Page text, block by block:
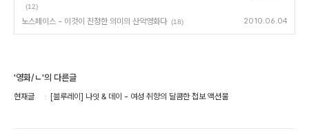
(12)
노스페이스 - 이것이 진정한 의미의 산악영화다 (18) 2010.06.04
'영화/ㄴ'의 다른글
현재글 [블루레이] 나잇 & 데이 - 여성 취향의 달콤한 첩보 액션물